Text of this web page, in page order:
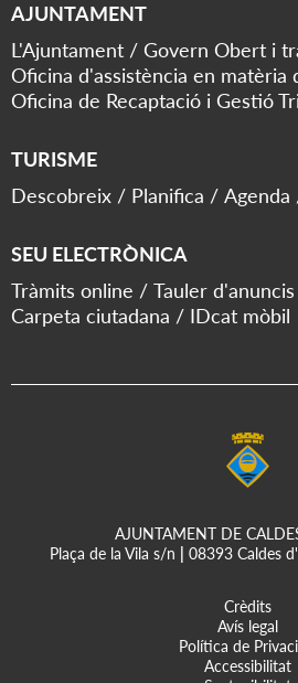
AJUNTAMENT
L'Ajuntament
Govern Obert i
Oficina d'assistència en matèria
Oficina de Recaptació i Gestió
TURISME
Descobreix
Planifica Agenda
SEU ELECTRÒNICA
Tràmits online
Tauler d'anuncis
Carpeta ciutadana
IDcat mòbil
AJUNTAMENT DE
Plaça de la Vila s/n
08393 Caldes
Crèdits
Avís legal
Política de
Accessibilitat